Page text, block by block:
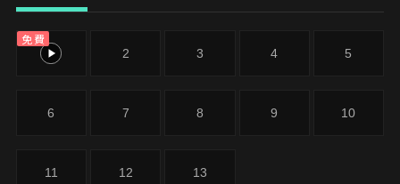
「精靈轉化」釋放了他們的力量，瞬間擊退了浪人的
首領。真介被迅火的力量所吸引，決定與他們兩人同
免費
1 2 3 4 5
6 7 8 9 10
11 12 13